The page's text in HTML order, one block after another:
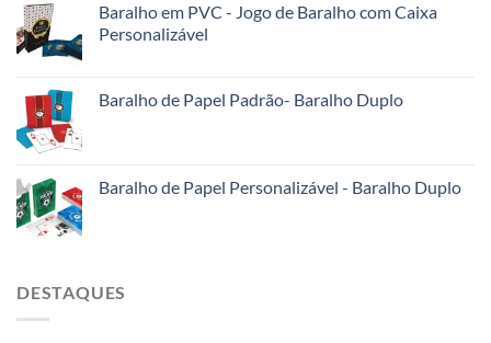
Baralho em PVC - Jogo de Baralho com Caixa
Personalizável
Baralho de Papel Padrão- Baralho Duplo
Baralho de Papel Personalizável - Baralho Duplo
DESTAQUES